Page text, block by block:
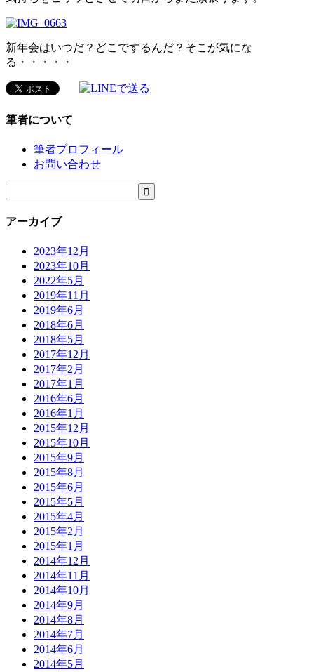
新年会はいつだ？どこでするんだ？そこが気にな
る・・・・・
筆者について
筆者プロフィール
お問い合わせ

アーカイブ
2023年12月
2023年10月
2022年5月
2019年11月
2019年6月
2018年6月
2018年5月
2017年12月
2017年2月
2017年1月
2016年6月
2016年1月
2015年12月
2015年10月
2015年9月
2015年8月
2015年6月
2015年5月
2015年4月
2015年2月
2015年1月
2014年12月
2014年11月
2014年10月
2014年9月
2014年8月
2014年7月
2014年6月
2014年5月